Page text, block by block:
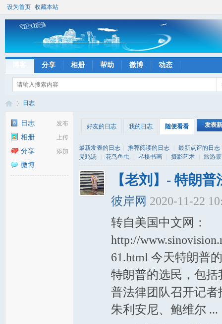
设为首页 收藏本站
分享 相册 帮助 微博 动态
日志
发布
日志
上传
相册
添加
分享
微博
好友的日志 我的日志 随便看看 发表
最新发表的日志 推荐阅读的日志
最新点评的日志
灵鸡汤
花鸟鱼虫 琴棋书画 摄影艺术 旅游
【老刘】- 特朗
彼岸网 2020-11-22
转自美国中文网：
http://
61.html 今天特朗普
特朗普的选民，包括
普法律团队召开记
朱利安尼、鲍维尔 ...